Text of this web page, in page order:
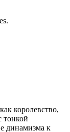
королевство,
тонкой
динамизма к